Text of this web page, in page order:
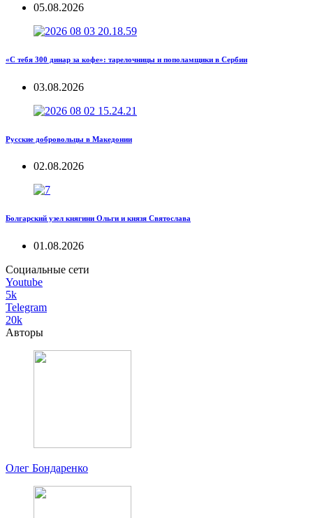
05.08.2026
«С тебя 300 динар за кофе»: тарелочницы и пополамщики в Сербии
03.08.2026
Русские добровольцы в Македонии
02.08.2026
Болгарский узел княгини Ольги и князя Святослава
01.08.2026
Социальные сети
Youtube
5k
Telegram
20k
Авторы
Олег Бондаренко